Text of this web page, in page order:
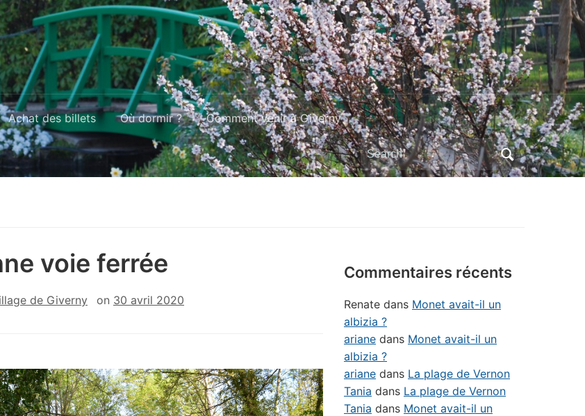
Achat des billets Où dormir ? Comment venir à Giverny
Search
for:
voie ferrée
de Giverny on 30 avril 2020
Commentaires récents
Renate dans Monet avait-il un
albizia ?
ariane dans Monet avait-il un
albizia ?
ariane dans La plage de Vernon
Tania dans La plage de Vernon
Tania dans Monet avait-il un